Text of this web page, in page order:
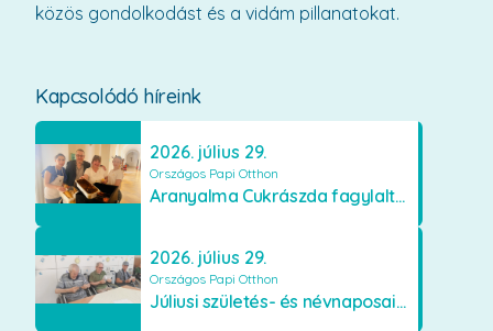
Kapcsolódó híreink
2026. július 29.
Országos Papi Otthon
Aranyalma Cukrászda fagylaltos meglepetés
2026. július 29.
Országos Papi Otthon
Júliusi születés- és névnaposaink
közös gondolkodást és a vidám pillanatokat.